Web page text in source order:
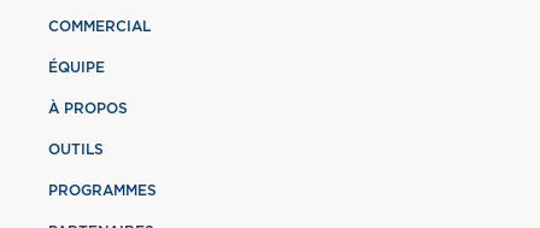
COMMERCIAL
ÉQUIPE
À PROPOS
OUTILS
PROGRAMMES